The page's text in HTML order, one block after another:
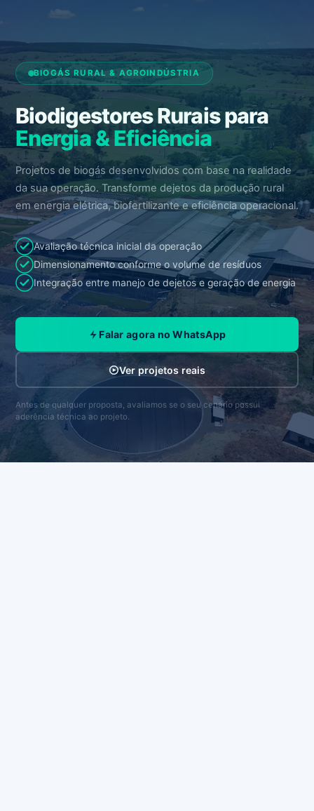
BIOGÁS RURAL & AGROINDÚSTRIA
Biodigestores Rurais para
Energia & Eficiência
Projetos de biogás desenvolvidos com base na realidade
da sua operação. Transforme dejetos da produção rural
em energia elétrica, biofertilizante e eficiência operacional.
Avaliação técnica inicial da operação
Dimensionamento conforme o volume de resíduos
Integração entre manejo de dejetos e geração de energia
Falar agora no WhatsApp
Ver projetos reais
Antes de qualquer proposta, avaliamos se o seu cenário possui
aderência técnica ao projeto.